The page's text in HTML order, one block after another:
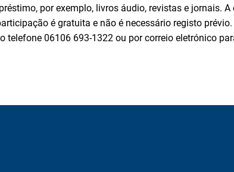
por exemplo, livros áudio, revistas e jornais.
é gratuita e não é necessário registo
telefone 06106 693-1322 ou por correio eletrónico